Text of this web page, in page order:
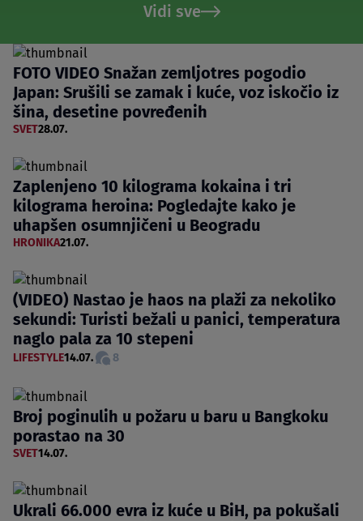
Vidi sve
FOTO VIDEO Snažan zemljotres pogodio
Japan: Srušili se zamak i kuće, voz iskočio iz
šina, desetine povređenih
SVET28.07.
Zaplenjeno 10 kilograma kokaina i tri
kilograma heroina: Pogledajte kako je
uhapšen osumnjičeni u Beogradu
HRONIKA21.07.
(VIDEO) Nastao je haos na plaži za nekoliko
sekundi: Turisti bežali u panici, temperatura
naglo pala za 10 stepeni
LIFESTYLE14.07. 8
Broj poginulih u požaru u baru u Bangkoku
porastao na 30
SVET14.07.
Ukrali 66.000 evra iz kuće u BiH, pa pokušali